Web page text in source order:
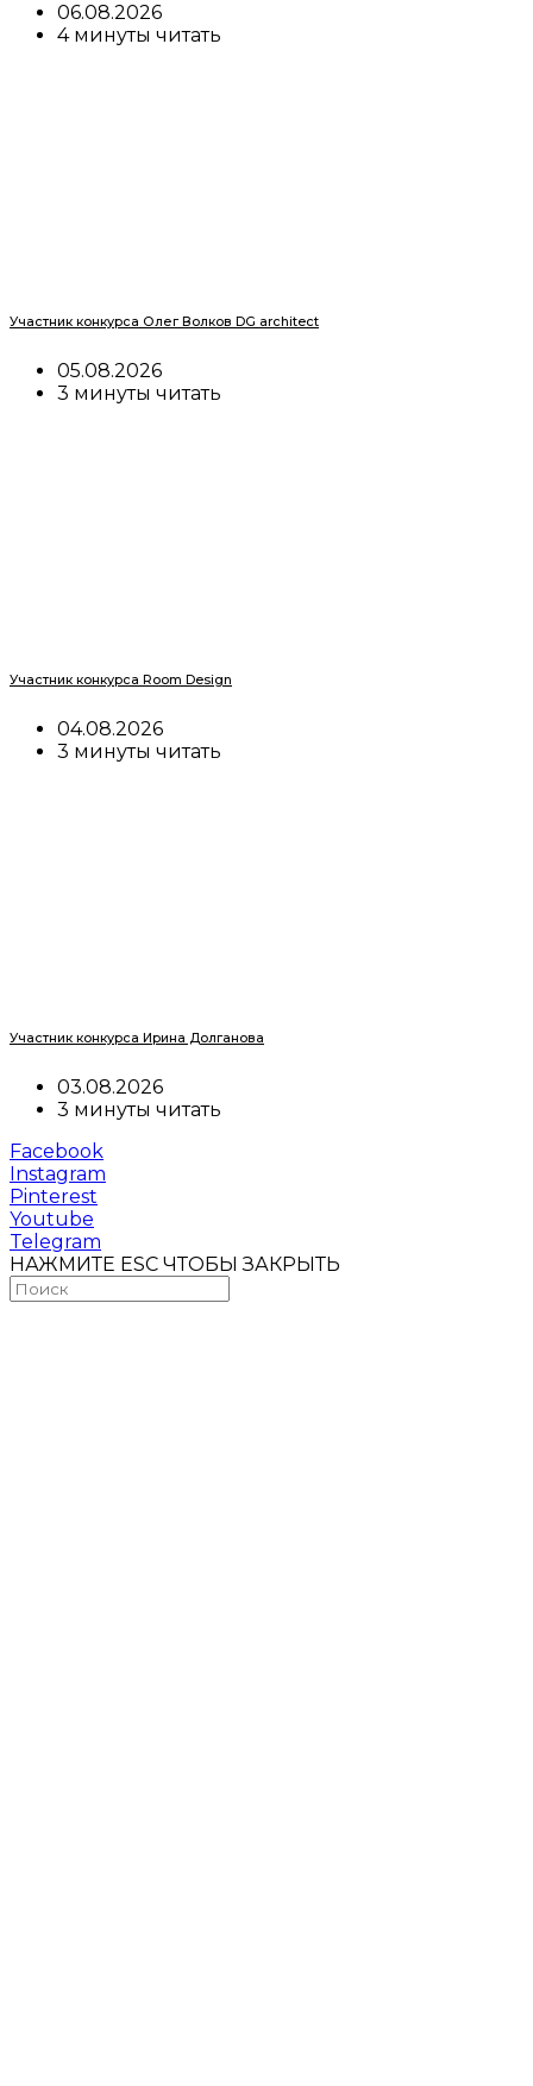
06.08.2026
4 минуты читать
Участник конкурса Олег Волков DG architect
05.08.2026
3 минуты читать
Участник конкурса Room Design
04.08.2026
3 минуты читать
Участник конкурса Ирина Долганова
03.08.2026
3 минуты читать
Facebook
Instagram
Pinterest
Youtube
Telegram
НАЖМИТЕ ESC ЧТОБЫ ЗАКРЫТЬ